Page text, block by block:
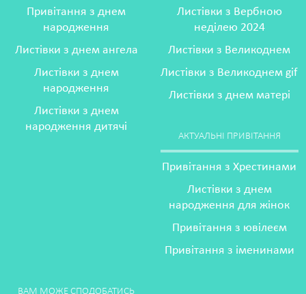
Привітання з днем
народження
Листівки з днем ангела
Листівки з днем
народження
Листівки з днем
народження дитячі
Листівки з Вербною
неділею 2024
Листівки з Великоднем
Листівки з Великоднем gif
Листівки з днем матері
АКТУАЛЬНІ ПРИВІТАННЯ
Привітання з Хрестинами
Листівки з днем
народження для жінок
Привітання з ювілеєм
Привітання з іменинами
ВАМ МОЖЕ СПОДОБАТИСЬ